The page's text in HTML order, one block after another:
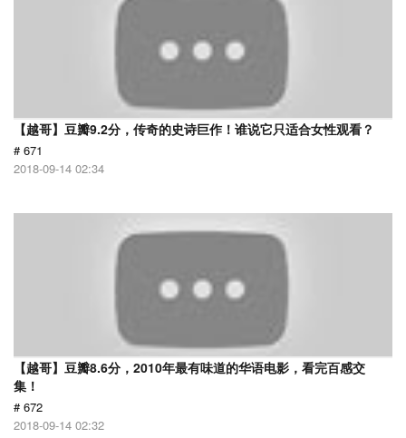
【越哥】豆瓣9.2分，传奇的史诗巨作！谁说它只适合女性观看？
# 671
2018-09-14 02:34
【越哥】豆瓣8.6分，2010年最有味道的华语电影，看完百感交
集！
# 672
2018-09-14 02:32